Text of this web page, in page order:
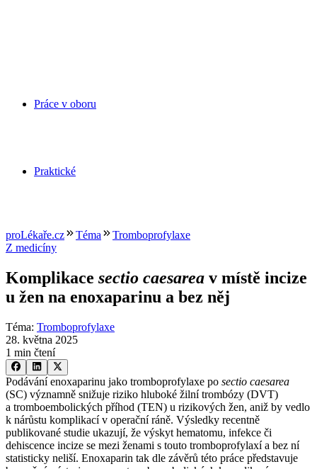
Práce v oboru
Praktické
proLékaře.cz Téma
Tromboprofylaxe
Z medicíny
Komplikace sectio caesarea v místě incize
u žen na enoxaparinu a bez něj
Téma: Tromboprofylaxe
28. května 2025
1 min čtení
Podávání enoxaparinu jako tromboprofylaxe po sectio caesarea
(SC) významně snižuje riziko hluboké žilní trombózy (DVT)
a tromboembolických příhod (TEN) u rizikových žen, aniž by vedlo
k nárůstu komplikací v operační ráně. Výsledky recentně
publikované studie ukazují, že výskyt hematomu, infekce či
dehiscence incize se mezi ženami s touto tromboprofylaxí a bez ní
statisticky neliší. Enoxaparin tak dle závěrů této práce představuje